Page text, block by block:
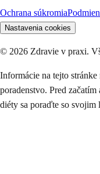
Ochrana súkromia
Nastavenia cookies
© 2026 Zdravie v praxi.
Informácie na tejto
poradenstvo. Pred
diéty sa poraďte so svojim